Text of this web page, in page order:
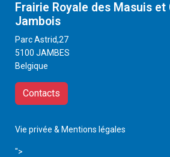
Frairie Royale des Masuis et
Jambois
Parc Astrid,27
5100 JAMBES
Belgique
Contacts
Vie privée & Mentions légales
">